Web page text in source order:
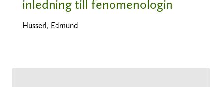
inledning till fenomenologin
Husserl, Edmund